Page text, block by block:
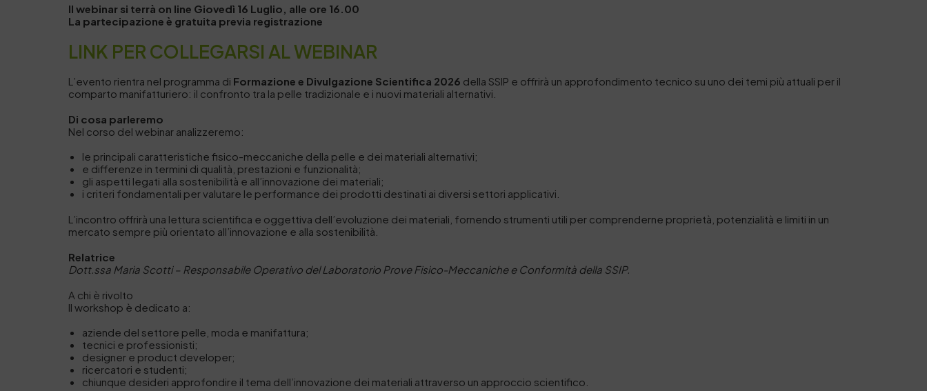
Il webinar si terrà on line Giovedì 16 Luglio, alle ore 16.00
La partecipazione è gratuita previa registrazione
LINK PER COLLEGARSI AL WEBINAR
L’evento rientra nel programma di Formazione e Divulgazione Scientifica 2026 della SSIP e offrirà un approfondimento tecnico su uno dei temi più attuali per il
comparto manifatturiero: il confronto tra la pelle tradizionale e i nuovi materiali alternativi.
Di cosa parleremo
Nel corso del webinar analizzeremo:
le principali caratteristiche fisico-meccaniche della pelle e dei materiali alternativi;
e differenze in termini di qualità, prestazioni e funzionalità;
gli aspetti legati alla sostenibilità e all’innovazione dei materiali;
i criteri fondamentali per valutare le performance dei prodotti destinati ai diversi settori applicativi.
L’incontro offrirà una lettura scientifica e oggettiva dell’evoluzione dei materiali, fornendo strumenti utili per comprenderne proprietà, potenzialità e limiti in un
mercato sempre più orientato all’innovazione e alla sostenibilità.
Relatrice
Dott.ssa Maria Scotti – Responsabile Operativo del Laboratorio Prove Fisico-Meccaniche e Conformità della SSIP.
A chi è rivolto
Il workshop è dedicato a:
aziende del settore pelle, moda e manifattura;
tecnici e professionisti;
designer e product developer;
ricercatori e studenti;
chiunque desideri approfondire il tema dell’innovazione dei materiali attraverso un approccio scientifico.